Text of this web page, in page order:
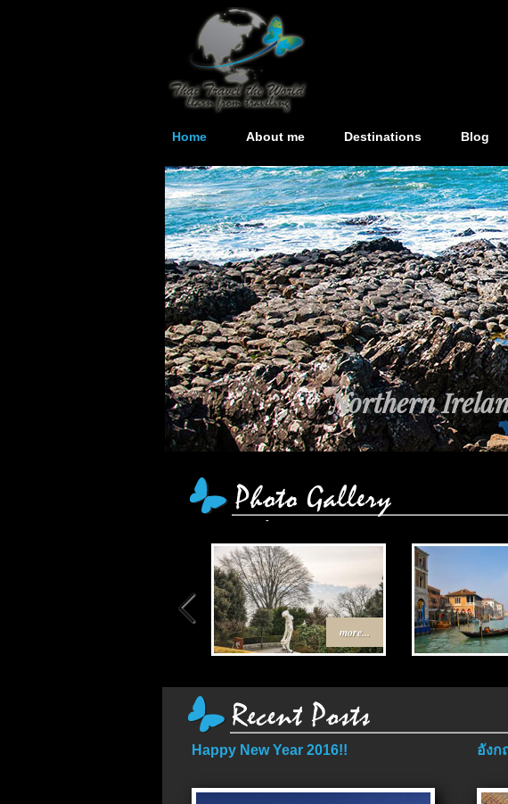
Home About me Destinations Blog
Northern
เส้นทาง
more...
Happy New Year 2016!! อังก